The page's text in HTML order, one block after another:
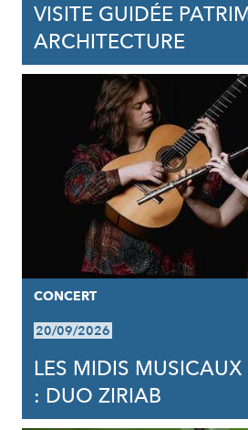
VISITE GUIDÉE
ARCHITECTURE
CONCERT
20/09/2026
LES MIDIS
: DUO ZIRIAB